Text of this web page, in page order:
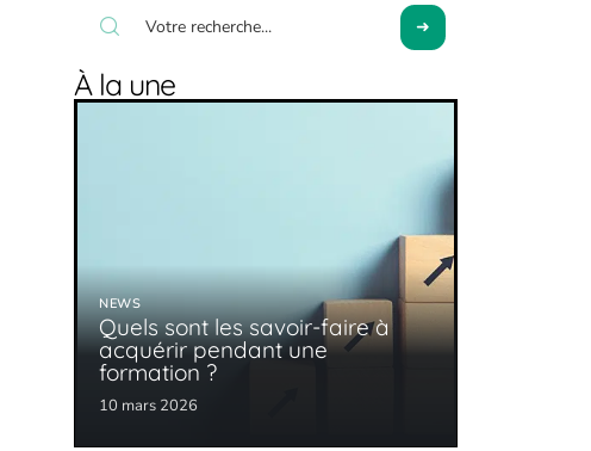
À la une
NEWS
Quels sont les savoir-faire à
acquérir pendant une
formation ?
10 mars 2026